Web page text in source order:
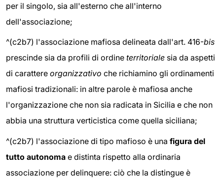
per il singolo, sia all'esterno che all'interno
dell'associazione;
^(c2b7) l'associazione mafiosa delineata dall'art. 416-bis
prescinde sia da profili di ordine territoriale sia da aspetti
di carattere organizzativo che richiamino gli ordinamenti
mafiosi tradizionali: in altre parole è mafiosa anche
l'organizzazione che non sia radicata in Sicilia e che non
abbia una struttura verticistica come quella siciliana;
^(c2b7) l'associazione di tipo mafioso è una figura del
tutto autonoma e distinta rispetto alla ordinaria
associazione per delinquere: ciò che la distingue è